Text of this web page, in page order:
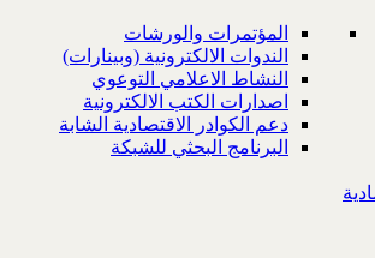
المؤتمرات والورشات
الندوات الالكترونية (وبينارات)
النشاط الاعلامي التوعوي
اصدارات الكتب الالكترونية
دعم الكوادر الاقتصادية الشابة
البرنامج البحثي للشبكة